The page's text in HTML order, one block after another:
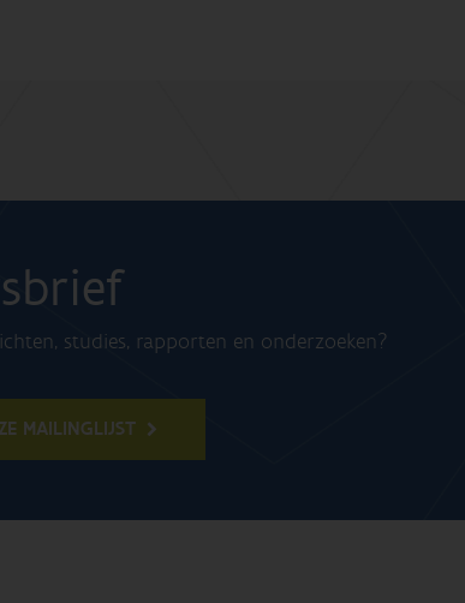
studies, rapporten en onderzoeken?
MAILINGLIJST